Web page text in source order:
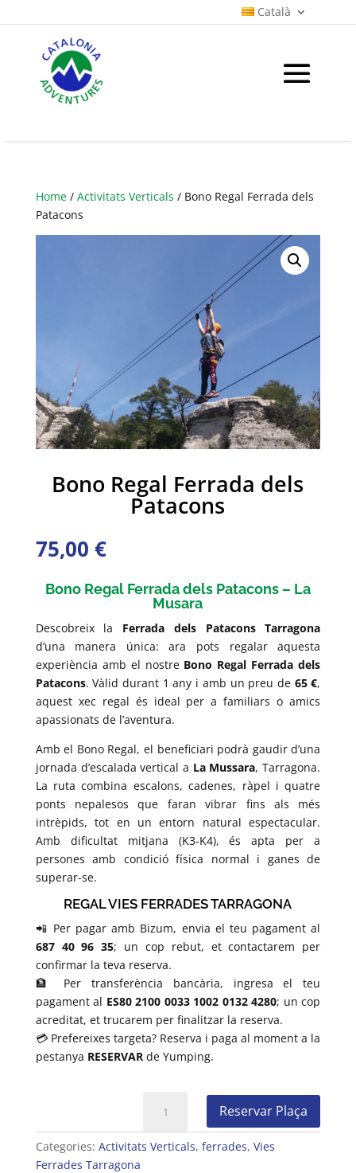
Català
Home/ Activitats Verticals / Bono Regal Ferrada dels
Patacons
Bono Regal Ferrada dels
Patacons
75,00 €
Bono Regal Ferrada dels Patacons – La
Musara
Descobreix la Ferrada dels Patacons
Tarragona
d’una manera única: ara pots regalar aquesta
experiència amb el nostre Bono Regal Ferrada dels
Patacons. Vàlid durant 1 any i amb un preu de 65 €,
aquest xec regal és ideal per a familiars o amics
apassionats de l’aventura.
Amb el Bono Regal, el beneficiari podrà gaudir d’una
jornada d’escalada vertical a La Mussara, Tarragona.
La ruta combina escalons, cadenes, ràpel i quatre
ponts nepalesos que faran vibrar fins als més
intrèpids, tot en un entorn natural espectacular.
Amb dificultat mitjana (K3-K4), és apta per a
persones amb condició física normal i ganes de
superar-se.
REGAL VIES FERRADES TARRAGONA
📲 Per pagar amb Bizum, envia el teu pagament al
687 40 96 35; un cop rebut, et contactarem per
confirmar la teva reserva.
🏦 Per transferència bancària, ingresa el teu
pagament al ES80 2100 0033 1002 0132 4280; un cop
acreditat, et trucarem per finalitzar la reserva.
💳 Prefereixes targeta? Reserva i paga al moment a la
pestanya RESERVARde Yumping.
Bono
Regal
Reservar Plaça
Categories: Activitats Verticals, ferrades, Vies
Ferrades Tarragona